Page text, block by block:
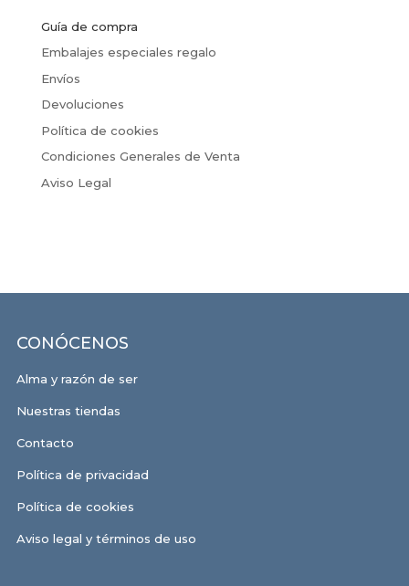
Guía de compra
Embalajes especiales regalo
Envíos
Devoluciones
Política de cookies
Condiciones Generales de Venta
Aviso Legal
CONÓCENOS
Alma y razón de ser
Nuestras tiendas
Contacto
Política de privacidad
Política de cookies
Aviso legal y términos de uso